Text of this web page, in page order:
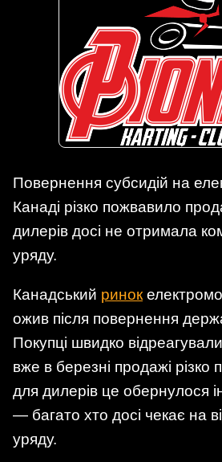
Повернення субсидій на
Канаді різко пожвавило
дилерів досі не отримала
уряду.
Канадський ринок
ожив після повернення
Покупці швидко
вже в березні продажі різко
для дилерів це обернулося
— багато хто досі чекає на
уряду.